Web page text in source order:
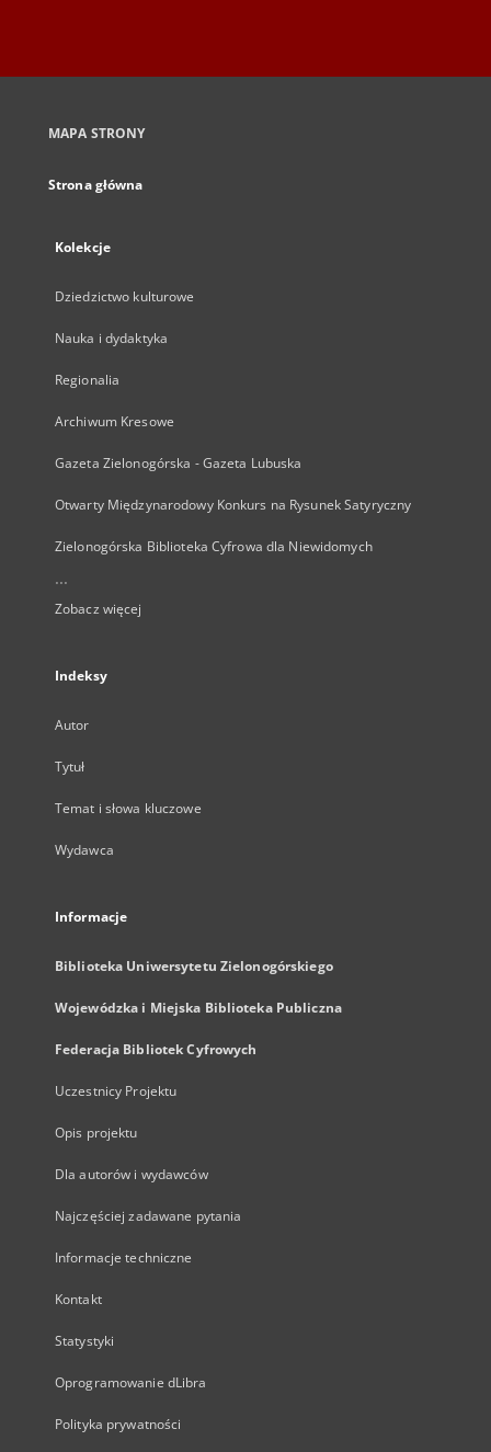
MAPA STRONY
Strona główna
Kolekcje
Dziedzictwo kulturowe
Nauka i dydaktyka
Regionalia
Archiwum Kresowe
Gazeta Zielonogórska - Gazeta Lubuska
Otwarty Międzynarodowy Konkurs na Rysunek Satyryczny
Zielonogórska Biblioteka Cyfrowa dla Niewidomych
...
Zobacz więcej
Indeksy
Autor
Tytuł
Temat i słowa kluczowe
Wydawca
Informacje
Biblioteka Uniwersytetu Zielonogórskiego
Wojewódzka i Miejska Biblioteka Publiczna
Federacja Bibliotek Cyfrowych
Uczestnicy Projektu
Opis projektu
Dla autorów i wydawców
Najczęściej zadawane pytania
Informacje techniczne
Kontakt
Statystyki
Oprogramowanie dLibra
Polityka prywatności